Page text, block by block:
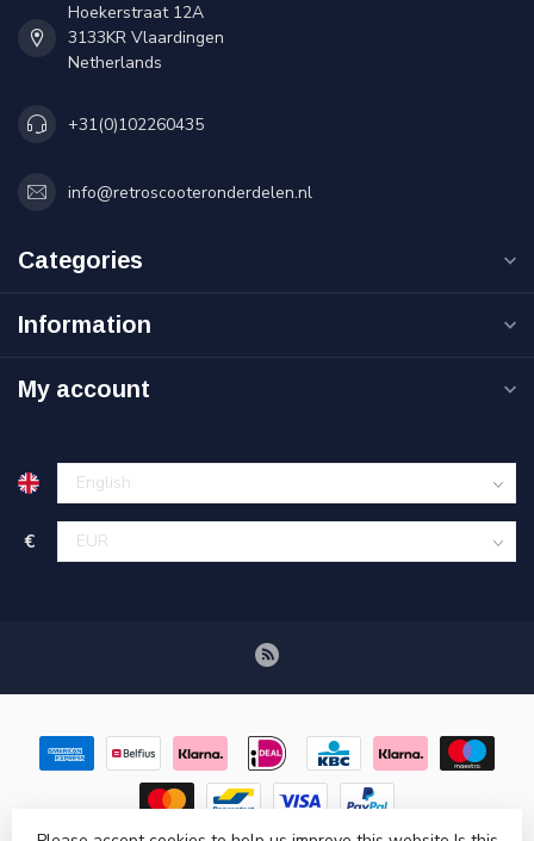
Hoekerstraat 12A
3133KR Vlaardingen
Netherlands
+31(0)102260435
info@retroscooteronderdelen.nl
Categories
Information
My account
€